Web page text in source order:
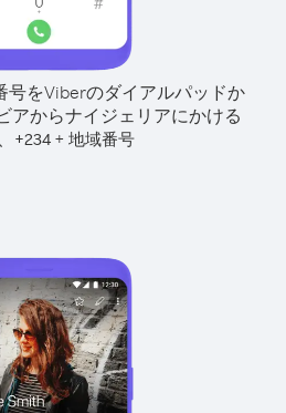
号をViberのダイアルパッドか
アからナイジェリアにかける
+234+ 地域番号